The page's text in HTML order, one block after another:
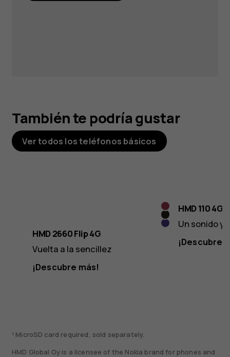
También te podría gustar
Ver todos los teléfonos básicos
Raspberry
Red
Cosy
Black
Violet
HMD 2660 Flip 4G
Vuelta a la sencillez
¡Descubre más!
HMD 110 4G
Un sonido y
¡Descubre
¹ MicroSD card required, sold separately.
HMD Global Oy is a licensee of the Nokia brand for phones and